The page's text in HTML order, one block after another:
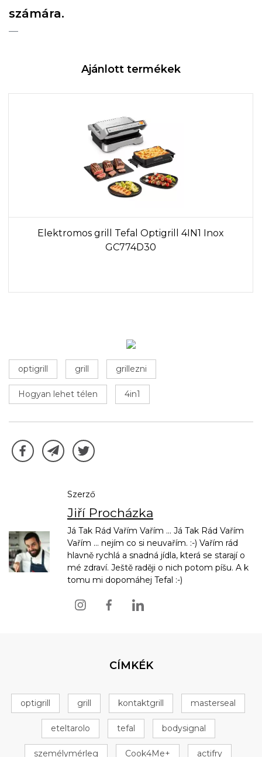
számára.
Ajánlott termékek
Elektromos grill Tefal Optigrill 4IN1 Inox
GC774D30
optigrill grill grillezni
Hogyan lehet télen 4in1
Szerző
Jiří Procházka
Já Tak Rád Vařím Vařím ... Já Tak Rád Vařím
Vařím ... nejím co si neuvařím. :-) Vařím rád
hlavně rychlá a snadná jídla, která se starají o
mé zdraví. Ještě raději o nich potom píšu. A k
tomu mi dopomáhej Tefal :-)
CÍMKÉK
optigrill grill kontaktgrill masterseal
eteltarolo tefal bodysignal
személymérleg Cook4Me+ actifry